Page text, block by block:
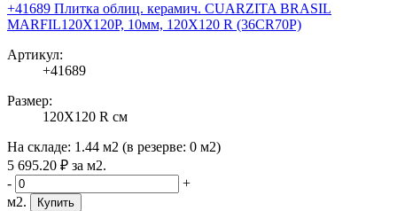
+41689 Плитка облиц. керамич. CUARZITA BRASIL
MARFIL120X120P, 10мм, 120X120 R (36CR70P)
Артикул:
+41689
Размер:
120X120 R см
На складе: 1.44 м2 (в резерве: 0 м2)
5 695.20 ₽ за м2.
-
+
м2.
Купить